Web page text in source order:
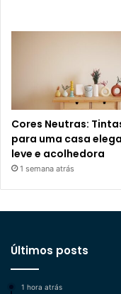
Cores Neutras:
para uma casa
leve e acolhedora
1 semana atrás
Últimos posts
1 hora atrás